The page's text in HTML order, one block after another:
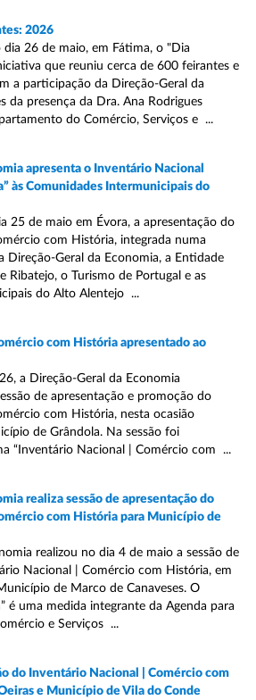
2026
dia 26 de maio, em Fátima, o "Dia
que reuniu cerca de 600 feirantes e
a participação da Direção-Geral da
da presença da Dra. Ana Rodrigues
do Comércio, Serviços e ...
apresenta o Inventário Nacional
às Comunidades Intermunicipais do
25 de maio em Évora, a apresentação do
com História, integrada numa
Direção-Geral da Economia, a Entidade
Ribatejo, o Turismo de Portugal e as
do Alto Alentejo ...
com História apresentado ao
a Direção-Geral da Economia
de apresentação e promoção do
com História, nesta ocasião
de Grândola. Na sessão foi
“Inventário Nacional | Comércio com ...
realiza sessão de apresentação do
com História para Município de
realizou no dia 4 de maio a sessão de
Nacional | Comércio com História, em
de Marco de Canaveses. O
é uma medida integrante da Agenda para
e Serviços ...
do Inventário Nacional | Comércio com
e Município de Vila do Conde